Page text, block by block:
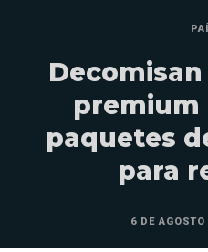
premium
paquetes
para
6 DE